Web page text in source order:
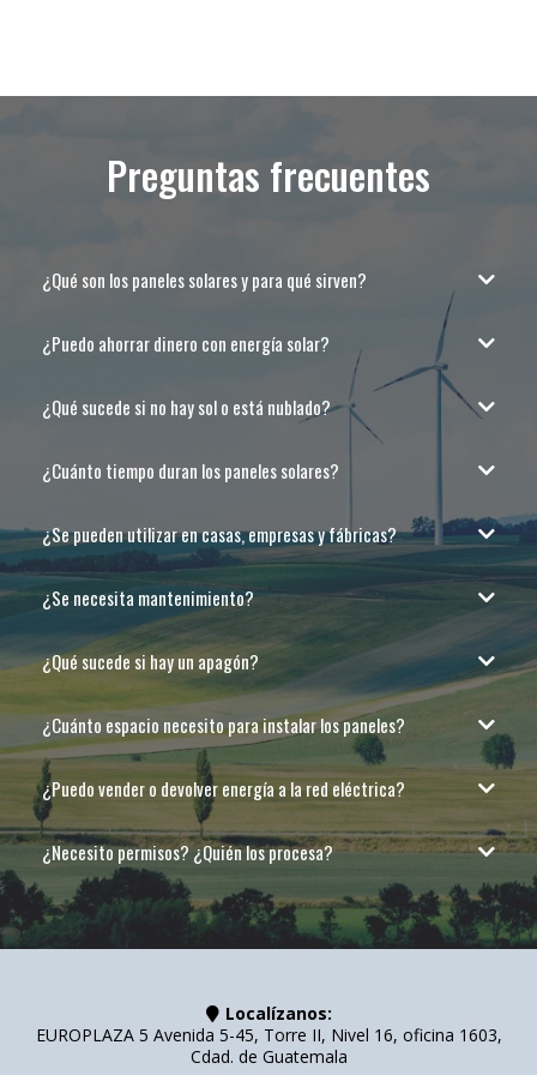
Preguntas frecuentes
¿Qué son los paneles solares y para qué sirven?
¿Puedo ahorrar dinero con energía solar?
¿Qué sucede si no hay sol o está nublado?
¿Cuánto tiempo duran los paneles solares?
¿Se pueden utilizar en casas, empresas y fábricas?
¿Se necesita mantenimiento?
¿Qué sucede si hay un apagón?
¿Cuánto espacio necesito para instalar los paneles?
¿Puedo vender o devolver energía a la red eléctrica?
¿Necesito permisos? ¿Quién los procesa?
Localízanos:
EUROPLAZA 5 Avenida 5-45, Torre II, Nivel 16, oficina 1603,
Cdad. de Guatemala